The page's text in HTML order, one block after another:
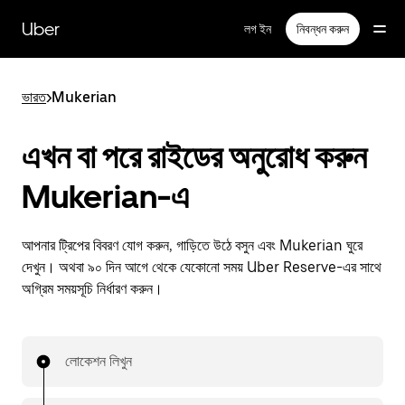
প্রধান
বিষয়সূচিতে
Uber লগ ইন নিবন্ধন করুন
ভারত>Mukerian
এখন বা পরে রাইডের অনুরোধ করুন
Mukerian-এ
আপনার ট্রিপের বিবরণ যোগ করুন, গাড়িতে উঠে বসুন এবং Mukerian ঘুরে
দেখুন। অথবা ৯০ দিন আগে থেকে যেকোনো সময় Uber Reserve-এর সাথে
অগ্রিম সময়সূচি নির্ধারণ করুন।
লোকেশন লিখুন